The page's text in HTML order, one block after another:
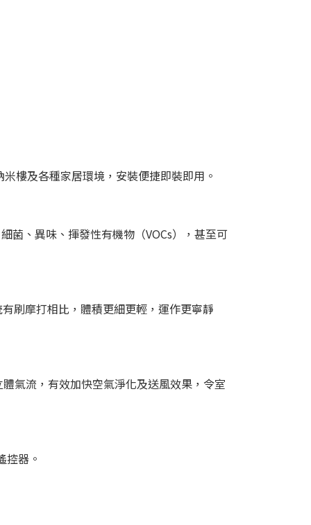
樓及各種家居環境，安裝便捷即裝即用。
菌、異味、揮發性有機物（VOCs），甚至可
刷摩打相比，體積更細更輕，運作更寧靜
氣流，有效加快空氣淨化及送風效果，令室
控器。